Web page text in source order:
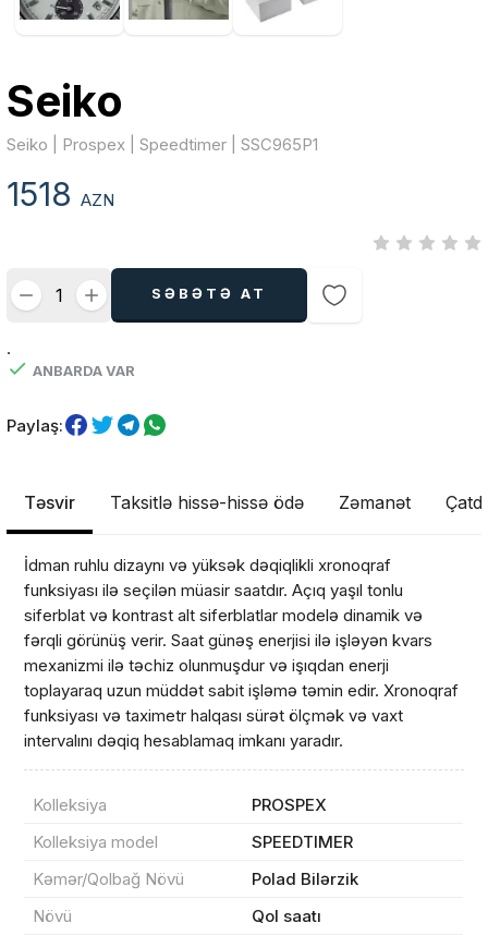
Seiko
Seiko | Prospex | Speedtimer | SSC965P1
1518AZN
SƏBƏTƏ AT
.
ANBARDA VAR
Paylaş:
Təsvir Taksitlə hissə-hissə ödə Zəmanət
İdman ruhlu dizaynı və yüksək dəqiqlikli xronoqraf
funksiyası ilə seçilən müasir saatdır. Açıq yaşıl tonlu
siferblat və kontrast alt siferblatlar modelə dinamik və
fərqli görünüş verir. Saat günəş enerjisi ilə işləyən kvars
mexanizmi ilə təchiz olunmuşdur və işıqdan enerji
toplayaraq uzun müddət sabit işləmə təmin edir. Xronoqraf
funksiyası və taximetr halqası sürət ölçmək və vaxt
intervalını dəqiq hesablamaq imkanı yaradır.
Kolleksiya
PROSPEX
Kolleksiya model
SPEEDTIMER
Kəmər/Qolbağ Növü
Polad Bilərzik
Növü
Qol saatı
Məhsul(lar) səbətə əlavə edildi